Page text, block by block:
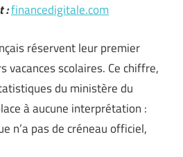
:financedigitale.com
réservent leur premier
vacances scolaires. Ce chiffre,
du ministère du
à aucune interprétation :
n’a pas de créneau officiel,